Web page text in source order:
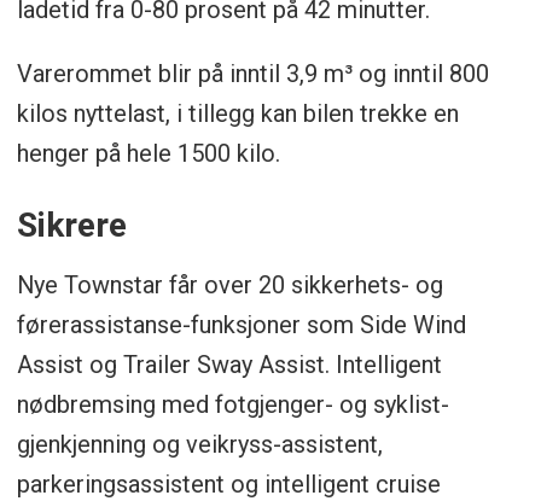
ladetid fra 0-80 prosent på 42 minutter.
Varerommet blir på inntil 3,9 m³ og inntil 800
kilos nyttelast, i tillegg kan bilen trekke en
henger på hele 1500 kilo.
Sikrere
Nye Townstar får over 20 sikkerhets- og
førerassistanse-funksjoner som Side Wind
Assist og Trailer Sway Assist. Intelligent
nødbremsing med fotgjenger- og syklist-
gjenkjenning og veikryss-assistent,
parkeringsassistent og intelligent cruise